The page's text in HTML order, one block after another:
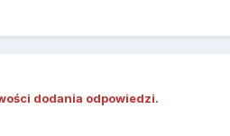
dodania odpowiedzi.